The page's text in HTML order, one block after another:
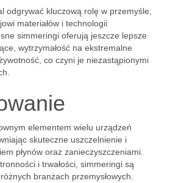
odgrywać kluczową rolę w przemyśle,
materiałów i technologii
simmeringi oferują jeszcze lepsze
wytrzymałość na ekstremalne
co czyni je niezastąpionymi
elementem wielu urządzeń
skuteczne uszczelnienie i
płynów oraz zanieczyszczeniami.
i trwałości, simmeringi są
branżach przemysłowych.